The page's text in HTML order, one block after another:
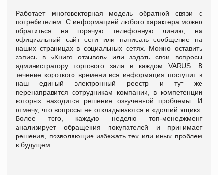
Работает многовекторная модель обратной связи с
потребителем. С информацией любого характера можно
обратиться на горячую телефонную линию, на
официальный сайт сети или написать сообщение на
наших страницах в социальных сетях. Можно оставить
запись в «Книгеотзывов» или задать свои вопросы
администратору торгового зала в каждом VARUS. В
течение короткого времени вся информация поступит в
наш единый электронный реестр и тут же
перенаправится сотрудникам компании, в компетенции
которых находится решение озвученной проблемы. И
отмечу, что вопросы не откладываются в «долгий ящик».
Более того, каждую неделю топ-менеджмент
анализирует обращения покупателей и принимает
решения, позволяющие избежать тех или иных проблем
в будущем.